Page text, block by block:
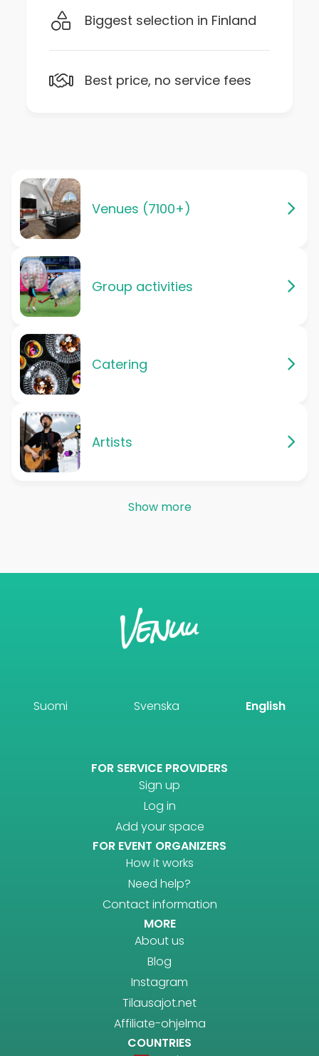
Biggest selection in Finland
Best price, no service fees
Venues (7100+)
Group activities
Catering
Artists
Show more
Suomi Svenska English
FOR SERVICE PROVIDERS
Sign up
Log in
Add your space
FOR EVENT ORGANIZERS
How it works
Need help?
Contact information
MORE
About us
Blog
Instagram
Tilausajot.net
Affiliate-ohjelma
COUNTRIES